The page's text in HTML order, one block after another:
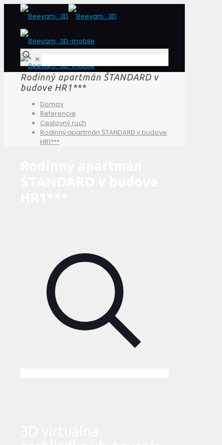
✕
Rodinný apartmán ŠTANDARD v
budove HR1***
Domov
Referencie
Cestovný ruch
Rodinný apartmán ŠTANDARD v budove
HR1***